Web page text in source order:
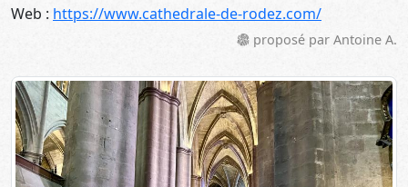
Web : https://www.cathedrale-de-rodez.com/
proposé par Antoine A.